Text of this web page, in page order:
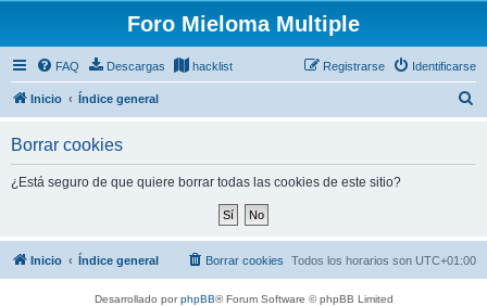
Foro Mieloma Multiple
FAQ Descargas hacklist Identificarse
Registrarse
Inicio Índice general
Borrar cookies
¿Está seguro de que quiere borrar todas las cookies de este sitio?
Inicio Índice general Todos los horarios son UTC+01:00
Borrar cookies
Desarrollado porphpBB® Forum Software © phpBB Limited